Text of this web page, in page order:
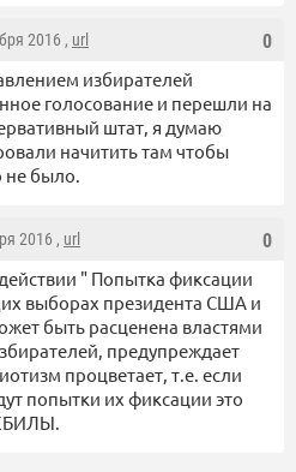
0
2016 , url
избирателей
голосование и перешли на
штат, я думаю
начитить там чтобы
не было.
0
2016 , url
" Попытка фиксации
выборах президента США и
быть расценена властями
предупреждает
процветает, т.е. если
попытки их фиксации это